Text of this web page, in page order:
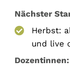
Nächster
Herbst:
und live
Dozentinnen: